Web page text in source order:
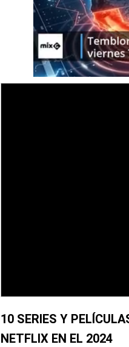
10 SERIES Y
NETFLIX EN EL 2024